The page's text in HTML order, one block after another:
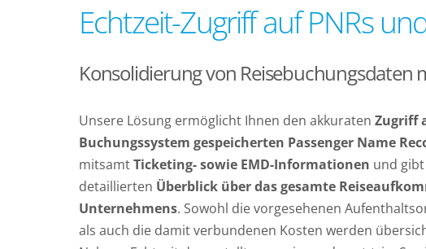
Echtzeit-Zugriff auf PNRs
Konsolidierung von Reisebuchungsdaten
Unsere Lösung ermöglicht Ihnen den akkuraten Zugriff
Buchungssystem gespeicherten Passenger Name
mitsamtTicketing- sowie EMD-Informationen und
detaillierten Überblick über das gesamte
Unternehmens. Sowohl die vorgesehenen
als auch die damit verbundenen Kosten werden